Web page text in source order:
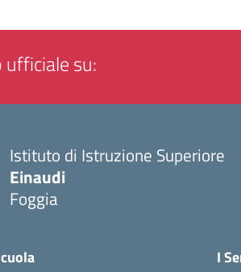
ufficiale su:
Istituto di Istruzione Superiore
Einaudi
Foggia
I